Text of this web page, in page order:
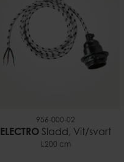
956-000-02
ELECTRO Sladd, Vit/svart
L200 cm